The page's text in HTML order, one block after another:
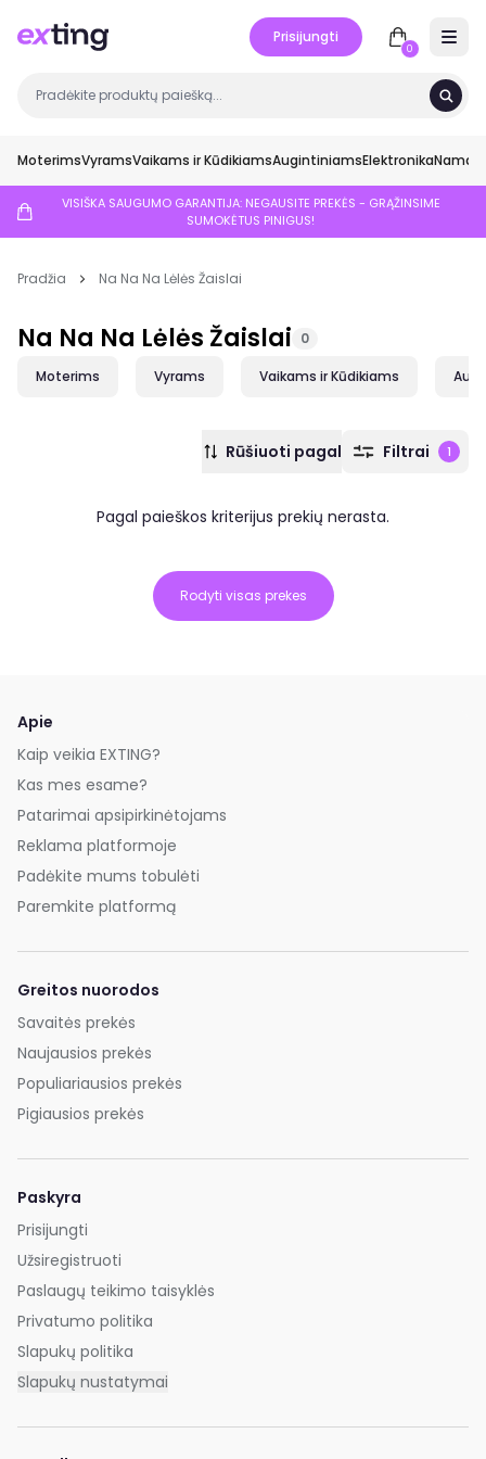
Prisijungti
0
MoterimsVyramsVaikams ir KūdikiamsAugintiniamsElektronikaNamai
VISIŠKA SAUGUMO GARANTIJA: NEGAUSITE PREKĖS - GRĄŽINSIME
SUMOKĖTUS PINIGUS!
Pradžia Na Na Na Lėlės Žaislai
Na Na Na Lėlės Žaislai 0
Moterims Vyrams Vaikams ir Kūdikiams
Rūšiuoti pagal Filtrai 1
Pagal paieškos kriterijus prekių nerasta.
Rodyti visas prekes
Apie
Kaip veikia EXTING?
Kas mes esame?
Patarimai apsipirkinėtojams
Reklama platformoje
Padėkite mums tobulėti
Paremkite platformą
Greitos nuorodos
Savaitės prekės
Naujausios prekės
Populiariausios prekės
Pigiausios prekės
Paskyra
Prisijungti
Užsiregistruoti
Paslaugų teikimo taisyklės
Privatumo politika
Slapukų politika
Slapukų nustatymai